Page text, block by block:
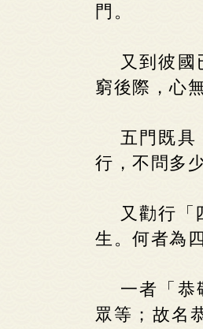
門。
又到彼
窮後際，心
五門既具
行，不問多
又勸行「
生。何者為
一者「恭
眾等；故名